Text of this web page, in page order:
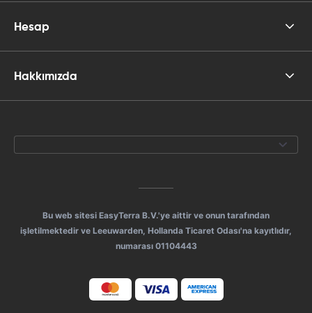
Hesap
Hakkımızda
Bu web sitesi EasyTerra B.V.'ye aittir ve onun tarafından
işletilmektedir ve Leeuwarden, Hollanda Ticaret Odası'na kayıtlıdır,
numarası 01104443